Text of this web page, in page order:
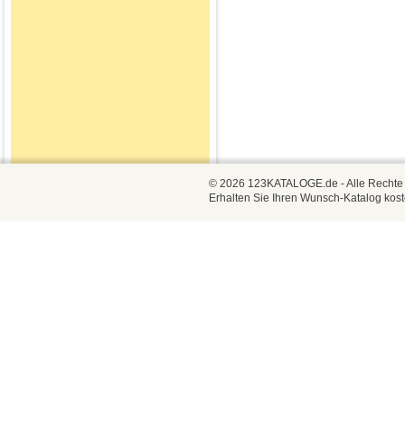
© 2026 123KATALOGE.de - Alle
Erhalten Sie Ihren Wunsch-Katalog